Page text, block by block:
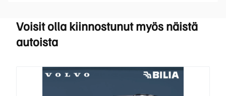
Voisit olla kiinnostunut myös näistä
autoista